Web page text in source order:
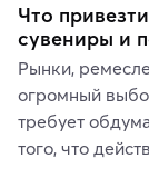
Что
сувениры и
Рынки,
огромный
требует
того, что